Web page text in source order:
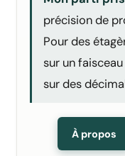
précision de
Pour des
sur un
sur des
À propos